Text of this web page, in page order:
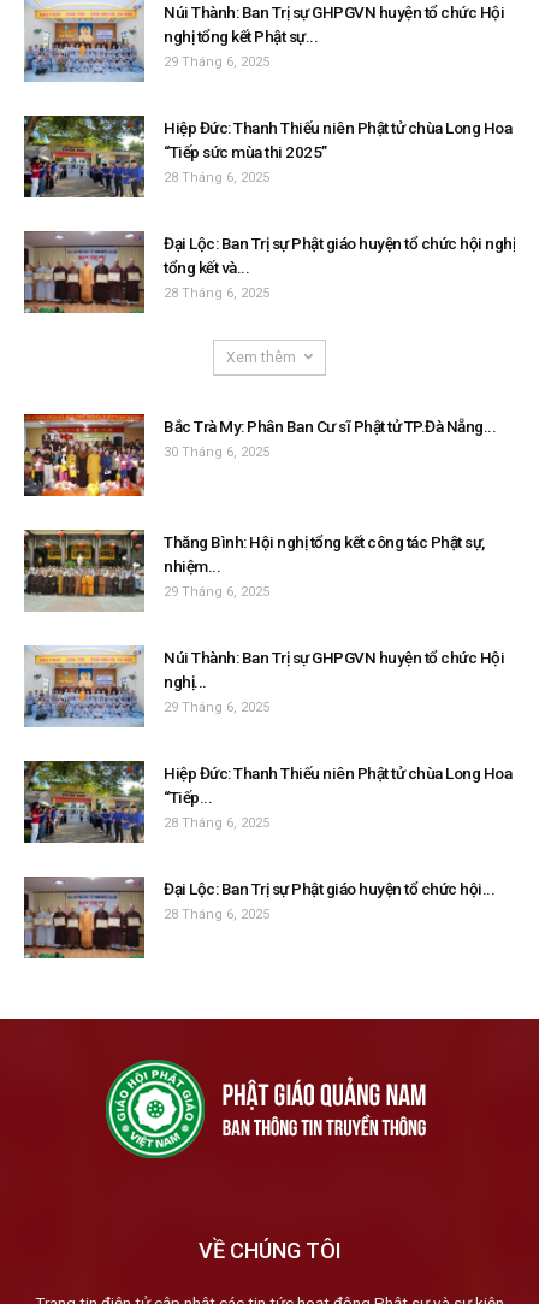
Núi Thành: Ban Trị sự GHPGVN huyện tổ chức Hội
nghị tổng kết Phật sự...
29 Tháng 6, 2025
Hiệp Đức: Thanh Thiếu niên Phật tử chùa Long Hoa
“Tiếp sức mùa thi 2025”
28 Tháng 6, 2025
Đại Lộc: Ban Trị sự Phật giáo huyện tổ chức hội nghị
tổng kết và...
28 Tháng 6, 2025
Xem thêm
Bắc Trà My: Phân Ban Cư sĩ Phật tử TP.Đà Nẵng...
30 Tháng 6, 2025
Thăng Bình: Hội nghị tổng kết công tác Phật sự,
nhiệm...
29 Tháng 6, 2025
Núi Thành: Ban Trị sự GHPGVN huyện tổ chức Hội
nghị...
29 Tháng 6, 2025
Hiệp Đức: Thanh Thiếu niên Phật tử chùa Long Hoa
“Tiếp...
28 Tháng 6, 2025
Đại Lộc: Ban Trị sự Phật giáo huyện tổ chức hội...
28 Tháng 6, 2025
VỀ CHÚNG TÔI